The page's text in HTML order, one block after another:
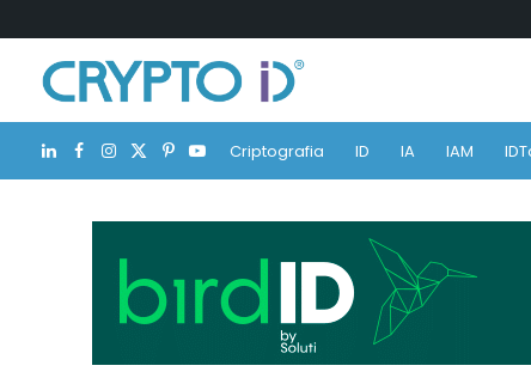
LinkedIn
Facebook
Instagram
X
(Twitter)
Pinterest
YouTubeCriptografia ID IA IAM